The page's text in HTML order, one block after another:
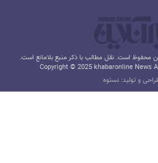
محفوظ است. نقل مطالب با ذکر منبع بلامانع است.
Copyright © 2025 khabaronline News
و تولید: نستوه